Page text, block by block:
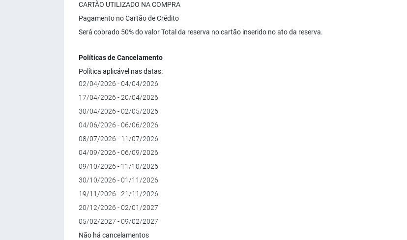
CARTÃO UTILIZADO NA COMPRA
Pagamento no Cartão de Crédito
Será cobrado 50% do valor Total da reserva no cartão inserido no ato da reserva.
Políticas de Cancelamento
Política aplicável nas datas:
02/04/2026 - 04/04/2026
17/04/2026 - 20/04/2026
30/04/2026 - 02/05/2026
04/06/2026 - 06/06/2026
08/07/2026 - 11/07/2026
04/09/2026 - 06/09/2026
09/10/2026 - 11/10/2026
30/10/2026 - 01/11/2026
19/11/2026 - 21/11/2026
20/12/2026 - 02/01/2027
05/02/2027 - 09/02/2027
Não há cancelamentos